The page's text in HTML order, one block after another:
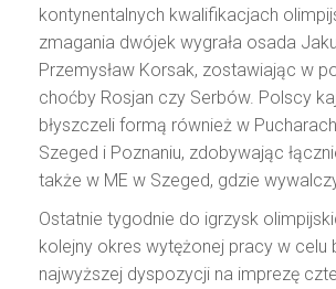
kontynentalnych kwalifikacjach
zmagania dwójek wygrała osada
Przemysław Korsak, zostawiając w
choćby Rosjan czy Serbów. Polscy
błyszczeli formą również w
Szeged i Poznaniu, zdobywając
także w ME w Szeged, gdzie
Ostatnie tygodnie do igrzysk
kolejny okres wytężonej pracy w celu
najwyższej dyspozycji na imprezę